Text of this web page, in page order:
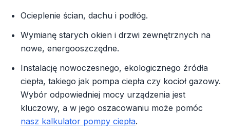
Ocieplenie ścian, dachu i podłóg.
Wymianę starych okien i drzwi zewnętrznych na
nowe, energooszczędne.
Instalację nowoczesnego, ekologicznego źródła
ciepła, takiego jak pompa ciepła czy kocioł gazowy.
Wybór odpowiedniej mocy urządzenia jest
kluczowy, a w jego oszacowaniu może pomóc
nasz kalkulator pompy ciepła.